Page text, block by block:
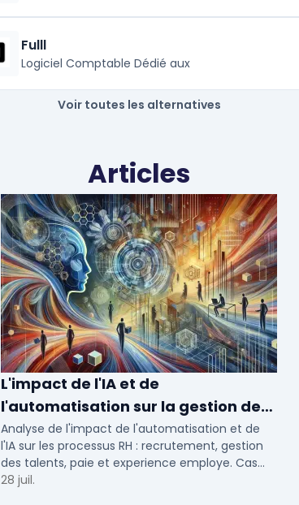
Fulll
Logiciel Comptable Dédié aux
Voir toutes les alternatives
Articles
L'impact de l'IA et de
l'automatisation sur la gestion des
talents RH
Analyse de l'impact de l'automatisation et de
l'IA sur les processus RH : recrutement, gestion
des talents, paie et experience employe. Cas
concrets pour TPE, PME et ETI en 2026.
28 juil.